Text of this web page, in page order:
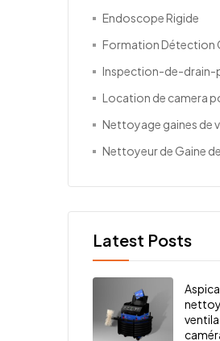
Endoscope Rigide
Formation Détection
Inspection-de-drain-
Location de camera
Nettoyage gaines de
Nettoyeur de Gaine
Latest Posts